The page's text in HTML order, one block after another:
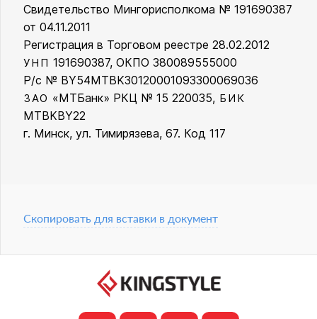
Свидетельство Мингорисполкома № 191690387
от 04.11.2011
Регистрация в Торговом реестре 28.02.2012
УНП 191690387, ОКПО 380089555000
Р/с № BY54MTBK30120001093300069036
ЗАО «МТБанк» РКЦ № 15 220035, БИК
MTBKBY22
г. Минск, ул. Тимирязева, 67. Код 117
Скопировать для вставки в документ